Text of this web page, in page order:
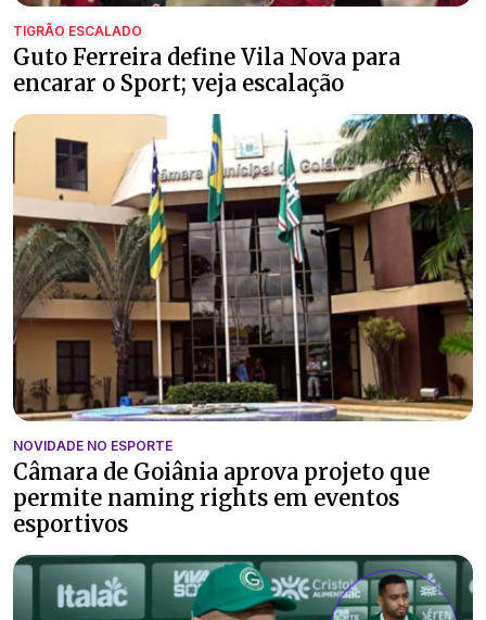
TIGRÃO ESCALADO
Guto Ferreira define Vila Nova para
encarar o Sport; veja escalação
NOVIDADE NO ESPORTE
Câmara de Goiânia aprova projeto que
permite naming rights em eventos
esportivos